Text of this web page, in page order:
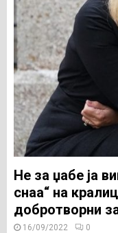
Не за џабе ја
снаа“ на
добротворни
16/09/2022 0